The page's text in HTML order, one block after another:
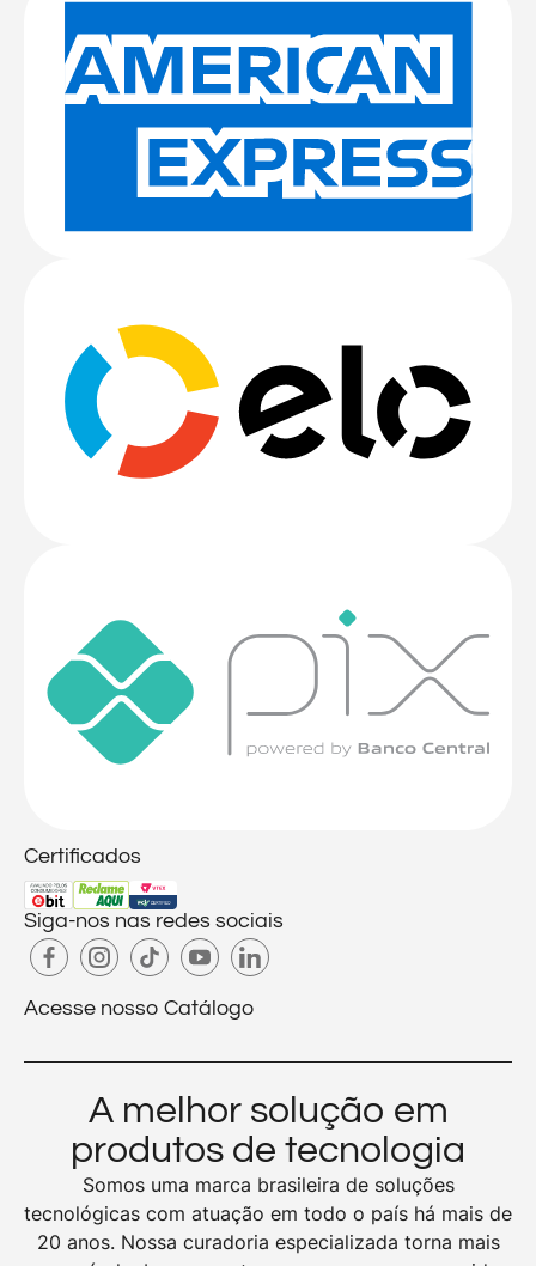
Certificados
Siga-nos nas redes sociais
Acesse nosso Catálogo
A melhor solução em
produtos de tecnologia
Somos uma marca brasileira de soluções
tecnológicas com atuação em todo o país há mais de
20 anos. Nossa curadoria especializada torna mais